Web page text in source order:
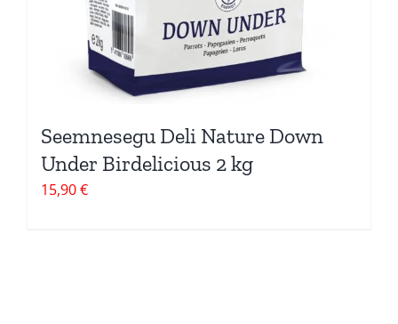
Seemnesegu Deli Nature Down
Under Birdelicious 2 kg
15,90€